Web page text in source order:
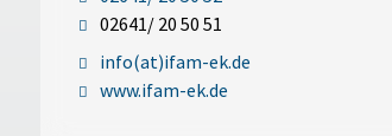
02641/ 20 50 51
info(at)ifam-ek.de
www.ifam-ek.de